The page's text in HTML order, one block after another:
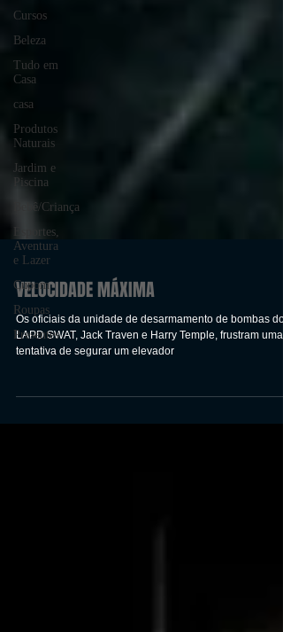
Cursos
Beleza
Tudo em
Casa
casa
Produtos
Naturais
Jardim e
Piscina
Bebê/Criança
Esportes,
Aventura
e Lazer
Cupom
Roupas
Presentes
VELOCIDADE MÁXIMA
Os oficiais da unidade de desarmamento de bombas do